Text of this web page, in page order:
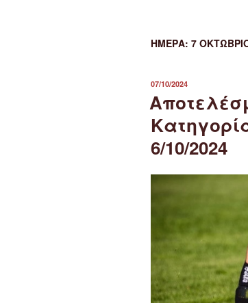
ΗΜΈΡΑ: 7
ΔΗΜΟΣΙΕΎΤΗΚΕ
07/10/2024
6/10/2024